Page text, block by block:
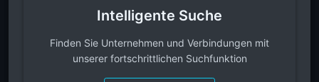
Intelligente Suche
Finden Sie Unternehmen und Verbindungen mit
unserer fortschrittlichen Suchfunktion